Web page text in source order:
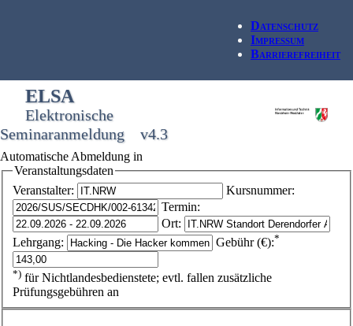
Datenschutz
Impressum
Barrierefreiheit
ELSA
Elektronische
Seminaranmeldung v4.3
Automatische Abmeldung in
Veranstaltungsdaten
Veranstalter:
Kursnummer:
Termin:
Ort:
Lehrgang:
Gebühr (€):*
*) für Nichtlandesbedienstete; evtl. fallen zusätzliche
Prüfungsgebühren an